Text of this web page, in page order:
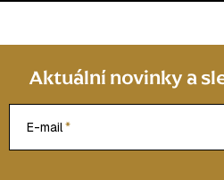
Aktuální novinky a
E-mail